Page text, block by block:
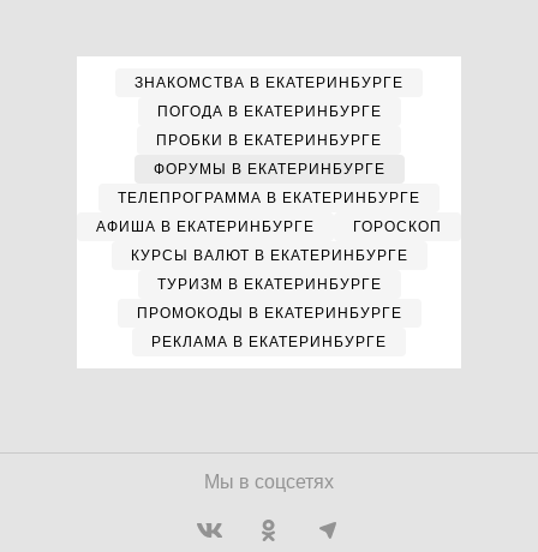
ЗНАКОМСТВА В ЕКАТЕРИНБУРГЕ
ПОГОДА В ЕКАТЕРИНБУРГЕ
ПРОБКИ В ЕКАТЕРИНБУРГЕ
ФОРУМЫ В ЕКАТЕРИНБУРГЕ
ТЕЛЕПРОГРАММА В ЕКАТЕРИНБУРГЕ
АФИША В ЕКАТЕРИНБУРГЕ
ГОРОСКОП
КУРСЫ ВАЛЮТ В ЕКАТЕРИНБУРГЕ
ТУРИЗМ В ЕКАТЕРИНБУРГЕ
ПРОМОКОДЫ В ЕКАТЕРИНБУРГЕ
РЕКЛАМА В ЕКАТЕРИНБУРГЕ
Мы в соцсетях